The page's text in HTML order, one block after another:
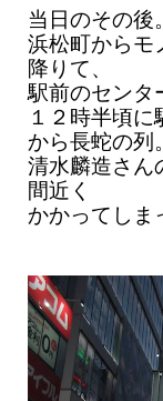
当日のその後。
浜松町からモ
降りて、
駅前のセンタ
１２時半頃
から長蛇の列。
清水麟造さん
間近く
かかってしま